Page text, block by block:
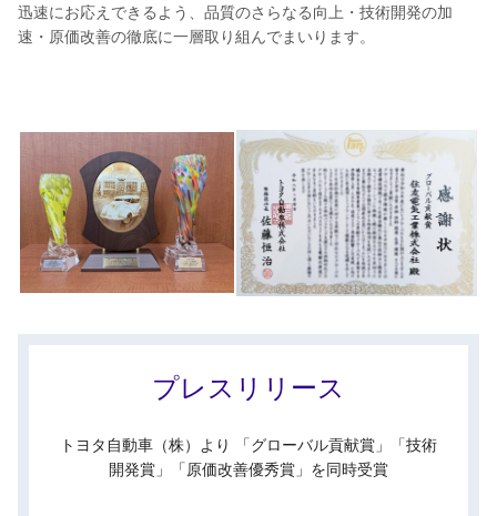
迅速にお応えできるよう、品質のさらなる向上・技術開発の加
速・原価改善の徹底に一層取り組んでまいります。
プレスリリース
トヨタ自動車（株）より 「グローバル貢献賞」「技術
開発賞」「原価改善優秀賞」を同時受賞